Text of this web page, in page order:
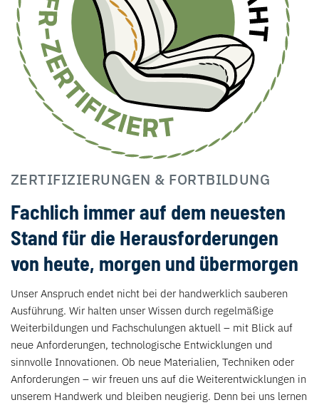
ZERTIFIZIERUNGEN & FORTBILDUNG
Fachlich immer auf dem neuesten
Stand für die Herausforderungen
von heute, morgen und übermorgen
Unser Anspruch endet nicht bei der handwerklich sauberen
Ausführung. Wir halten unser Wissen durch regelmäßige
Weiterbildungen und Fachschulungen aktuell – mit Blick auf
neue Anforderungen, technologische Entwicklungen und
sinnvolle Innovationen. Ob neue Materialien, Techniken oder
Anforderungen – wir freuen uns auf die Weiterentwicklungen in
unserem Handwerk und bleiben neugierig. Denn bei uns lernen